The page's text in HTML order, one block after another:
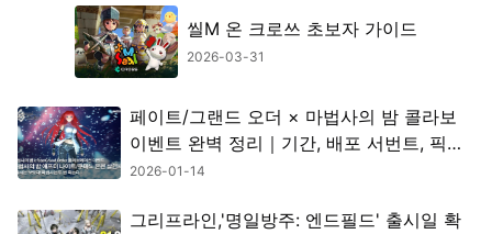
씰M 온 크로쓰 초보자 가이드
2026-03-31
페이트/그랜드 오더 × 마법사의 밤 콜라보
이벤트 완벽 정리｜기간, 배포 서번트, 픽업
정보 총정리
2026-01-14
그리프라인,'명일방주: 엔드필드' 출시일 확